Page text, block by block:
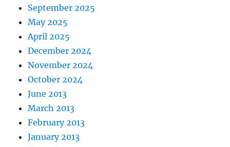
September 2025
May 2025
April 2025
December 2024
November 2024
October 2024
June 2013
March 2013
February 2013
January 2013